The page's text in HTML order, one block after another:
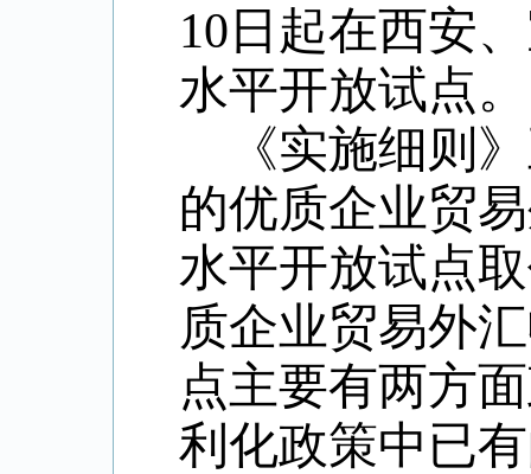
10日起在西安
水平开放试点。
《实施细则
的优质企业贸
水平开放试点
质企业贸易外
点主要有两方
利化政策中已